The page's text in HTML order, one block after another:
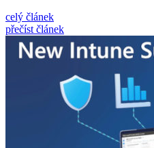
celý článek
přečíst článek